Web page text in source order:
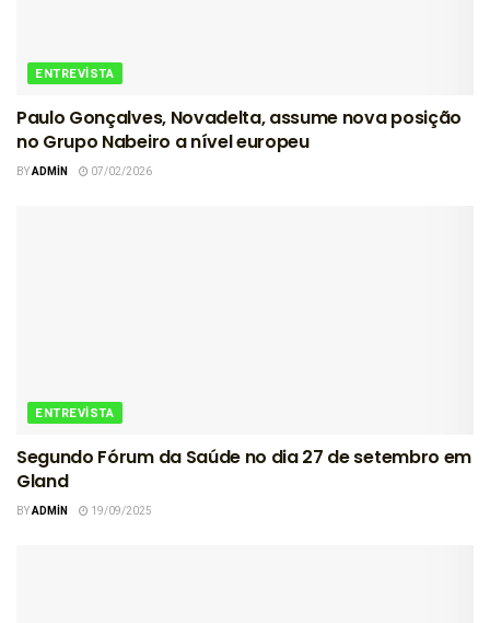
ENTREVISTA
Paulo Gonçalves, Novadelta, assume nova posição
no Grupo Nabeiro a nível europeu
BYADMIN 07/02/2026
ENTREVISTA
Segundo Fórum da Saúde no dia 27 de setembro em
Gland
BYADMIN 19/09/2025